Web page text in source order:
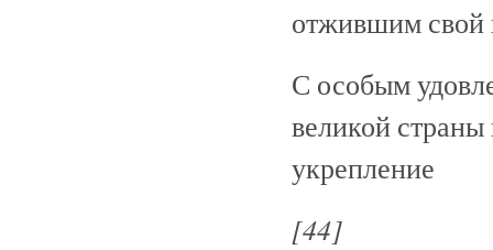
отжившим свой
С особым
великой страны
укрепление
[44]